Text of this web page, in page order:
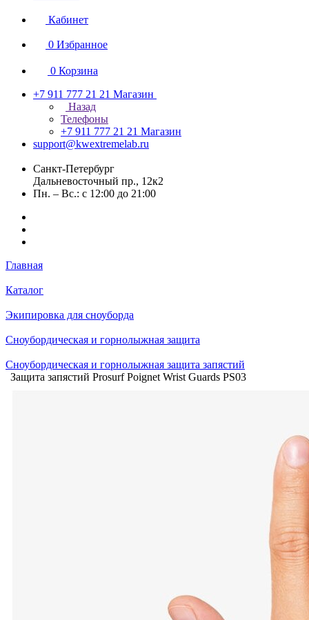
Кабинет
0 Избранное
0 Корзина
+7 911 777 21 21 Магазин
Назад
Телефоны
+7 911 777 21 21 Магазин
support@kwextremelab.ru
Санкт-Петербург
Дальневосточный пр., 12к2
Пн. – Вс.: с 12:00 до 21:00
Главная
Каталог
Экипировка для сноуборда
Сноубордическая и горнолыжная защита
Сноубордическая и горнолыжная защита запястий
Защита запястий Prosurf Poignet Wrist Guards PS03